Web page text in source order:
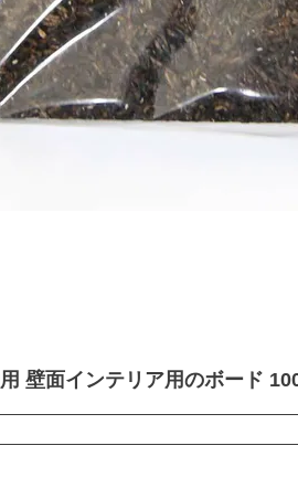
壁面インテリア用のボード